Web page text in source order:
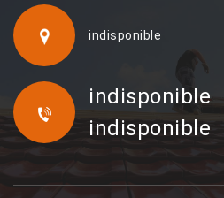
indisponible
indisponible
indisponible